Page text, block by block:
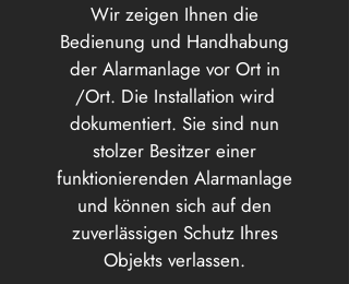
Wir zeigen Ihnen die
Bedienung und Handhabung
der Alarmanlage vor Ort in
/Ort. Die Installation wird
dokumentiert. Sie sind nun
stolzer Besitzer einer
funktionierenden Alarmanlage
und können sich auf den
zuverlässigen Schutz Ihres
Objekts verlassen.